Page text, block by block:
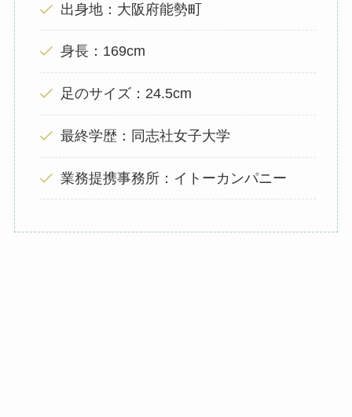
出身地：大阪府能勢町
身長：169cm
足のサイズ：24.5cm
最終学歴：同志社女子大学
業務提携事務所：イトーカンパニー